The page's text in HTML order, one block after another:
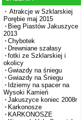
Atrakcje w Szklarskiej
Porębie maj 2015
Bieg Piastów Jakuszyce
2013
Chybotek
Drewniane szałasy
fotki ze Szklarskiej i
okolicy
Gwiazdy na śniegu
Gwiazdy na Śniegu
Idziemy na spacer na
Wysoki Kamień
Jakuszyce koniec 2008r
Karkonosze
KARKONOSZE